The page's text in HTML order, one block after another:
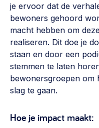
uitbreiden >
Wijkaanpak
Werken aan de wijk,
Weerbare
Voorbereiden op crisis,
ontmoetingsplekken >
Buurtenergie
Energiecollectieven,
je ervoor dat de
bewoners gehoord
macht hebben om
realiseren. Dit doe je
staan en door een
stemmen te laten
bewonersgroepen om
slag te gaan.
Hoe je impact maakt: